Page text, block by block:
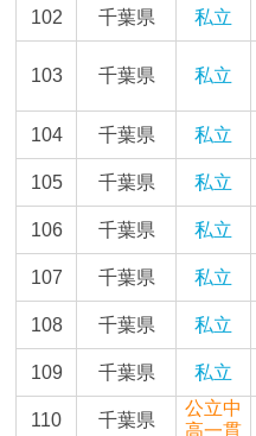
102 千葉県 私立
103 千葉県 私立
104 千葉県 私立
105 千葉県 私立
106 千葉県 私立
107 千葉県 私立
108 千葉県 私立
109 千葉県 私立
110 千葉県
公立中
高一貫